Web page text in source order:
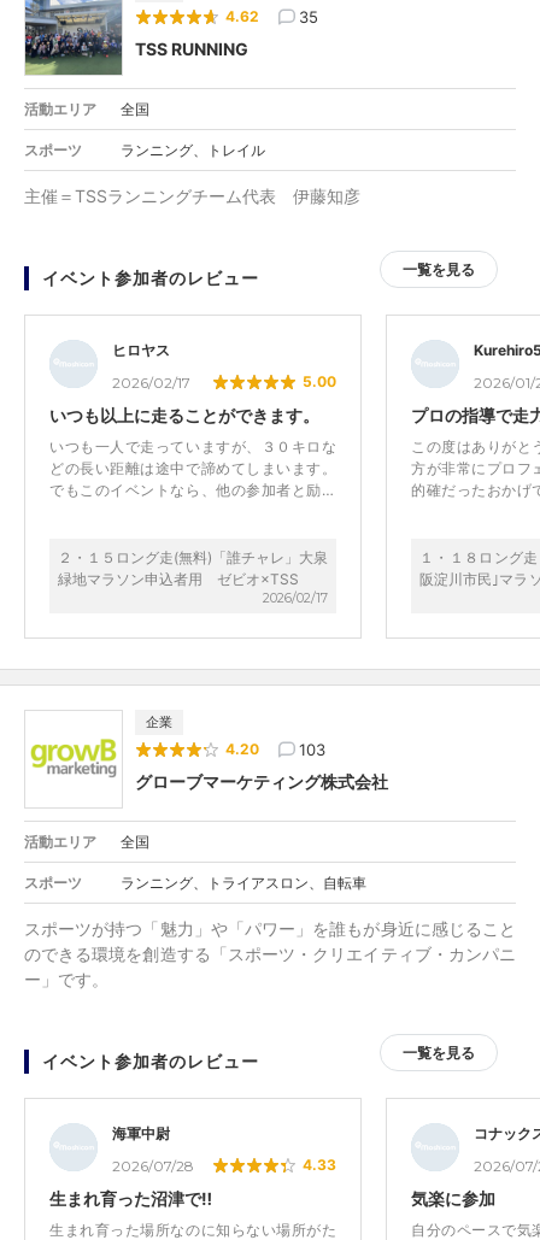
4.62 35
TSS RUNNING
活動エリア 全国
スポーツ ランニング、トレイル
主催＝TSSランニングチーム代表 伊藤知彦
イベント参加者のレビュー 一覧を見る
ヒロヤス
2026/02/17
5.00
いつも以上に走ることができます。
いつも一人で走っていますが、３０キロな
どの長い距離は途中で諦めてしまいます。
でもこのイベントなら、他の参加者と励ま
感謝しております。
２・１５ロング走(無料)「誰チャレ」大泉
緑地マラソン申込者用 ゼビオ×TSS
2026/02/17
2026/01/
プロの指導で走
この度はありがと
方が非常にプロフ
的確だったおかげ
ントをぜひたく
です。また参加
１・１８ロング
阪淀川市民｣マラ
企業
4.20 103
グローブマーケティング株式会社
活動エリア 全国
スポーツ ランニング、トライアスロン、自転車
スポーツが持つ「魅力」や「パワー」を誰もが身近に感じること
のできる環境を創造する「スポーツ・クリエイティブ・カンパニ
ー」です。
イベント参加者のレビュー 一覧を見る
海軍中尉
2026/07/28
4.33
生まれ育った沼津で‼️
生まれ育った場所なのに知らない場所がた
コナック
2026/07/
気楽に参加
自分のペースで気